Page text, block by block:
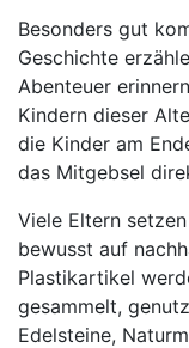
Besonders gut
Geschichte
Abenteuer
Kindern dieser
die Kinder am
das Mitgebsel
Viele Eltern
bewusst auf
Plastikartikel
gesammelt,
Edelsteine,